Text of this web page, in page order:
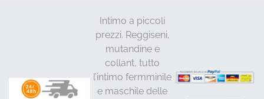
Intimo a piccoli
prezzi. Reggiseni,
mutandine e
collant, tutto
l’intimo fermminile
e maschile delle